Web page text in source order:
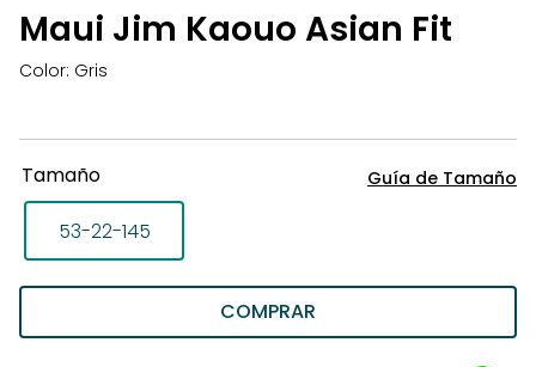
Maui Jim Kaouo Asian Fit
Color: Gris
Guía de Tamaño
Tamaño
53-22-145
COMPRAR